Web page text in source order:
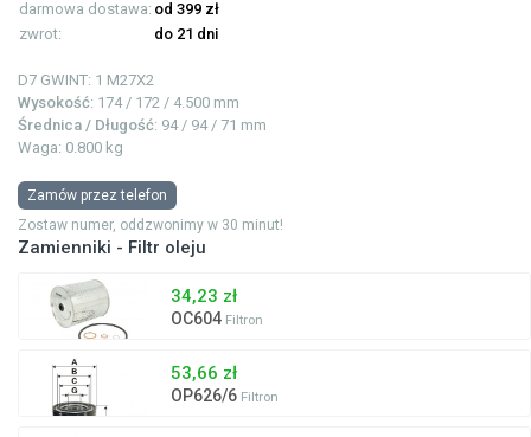
darmowa dostawa: od 399 zł
zwrot:
do 21 dni
D7 GWINT: 1 M27X2
Wysokość: 174 / 172 / 4.500 mm
Średnica / Długość: 94 / 94 / 71 mm
Waga: 0.800 kg
Zamów przez telefon
Zostaw numer, oddzwonimy w 30 minut!
Zamienniki - Filtr oleju
34,23 zł
OC604 Filtron
53,66 zł
OP626/6 Filtron